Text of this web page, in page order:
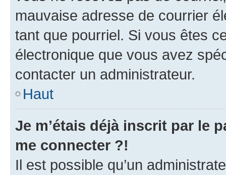
mauvaise adresse de courrier
tant que pourriel. Si vous êtes
électronique que vous avez
contacter un administrateur.
Haut
Je m’étais déjà inscrit par le
me connecter ?!
Il est possible qu’un